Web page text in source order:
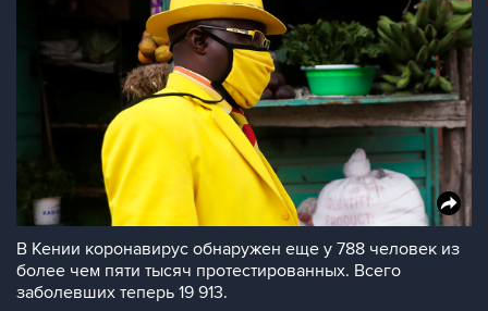
В Кении коронавирус обнаружен еще у 788 человек из
более чем пяти тысяч протестированных. Всего
заболевших теперь 19 913.